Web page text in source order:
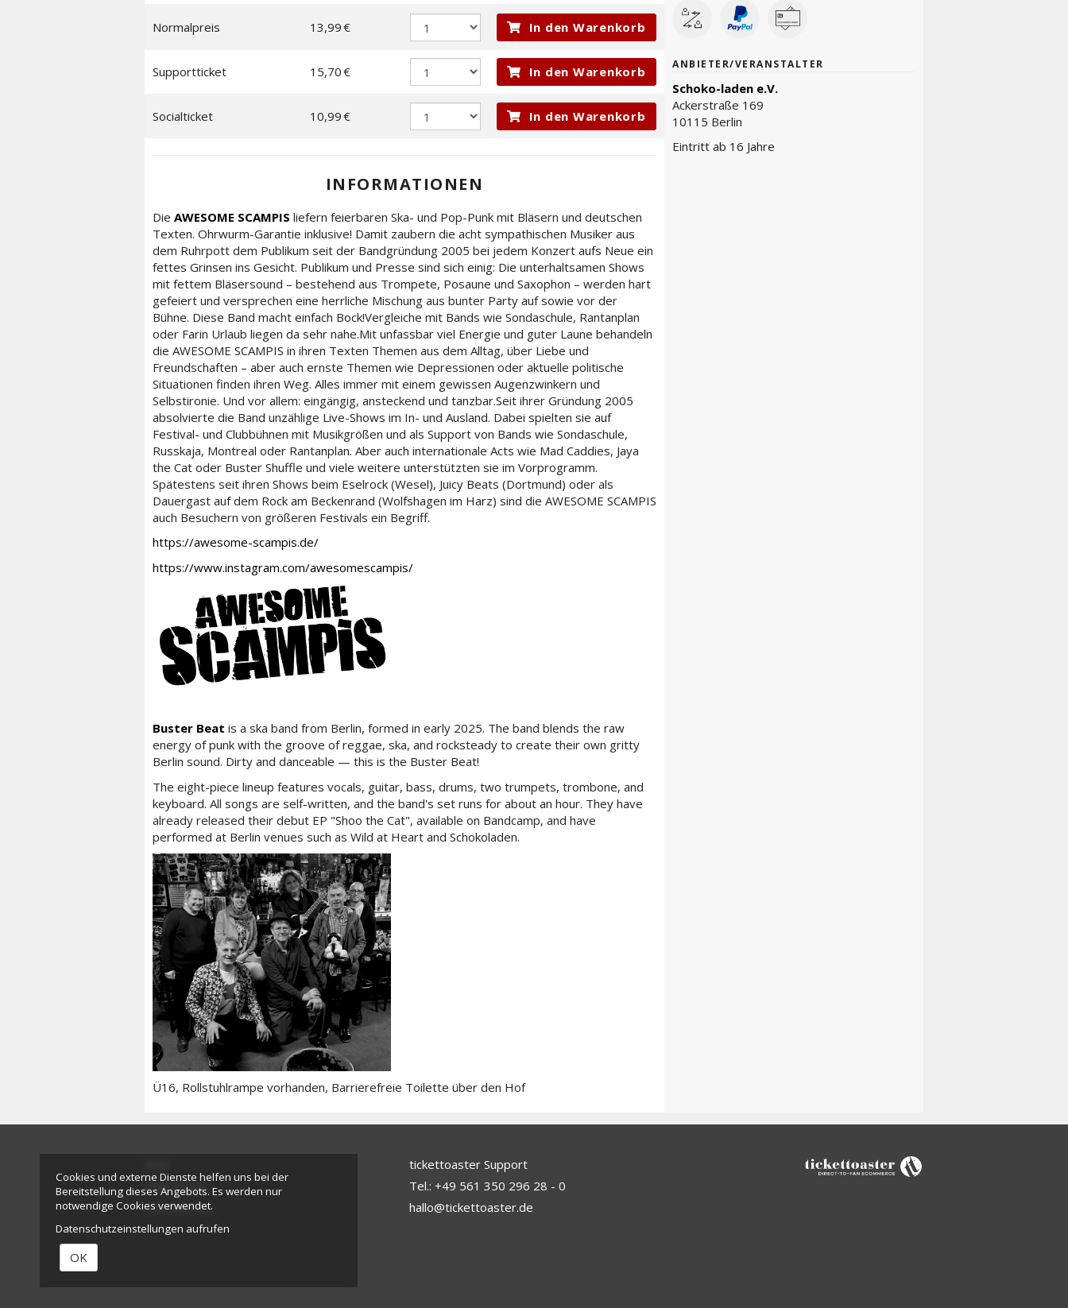
Normalpreis 13,99 € In den Warenkorb
Supportticket 15,70 € In den Warenkorb
Socialticket 10,99 € In den Warenkorb
INFORMATIONEN
Die AWESOME SCAMPIS liefern feierbaren Ska- und Pop-Punk mit Bläsern und deutschen
Texten. Ohrwurm-Garantie inklusive! Damit zaubern die acht sympathischen Musiker aus
dem Ruhrpott dem Publikum seit der Bandgründung 2005 bei jedem Konzert aufs Neue ein
fettes Grinsen ins Gesicht. Publikum und Presse sind sich einig: Die unterhaltsamen Shows
mit fettem Bläsersound – bestehend aus Trompete, Posaune und Saxophon – werden hart
gefeiert und versprechen eine herrliche Mischung aus bunter Party auf sowie vor der
Bühne. Diese Band macht einfach Bock!Vergleiche mit Bands wie Sondaschule, Rantanplan
oder Farin Urlaub liegen da sehr nahe.Mit unfassbar viel Energie und guter Laune behandeln
die AWESOME SCAMPIS in ihren Texten Themen aus dem Alltag, über Liebe und
Freundschaften – aber auch ernste Themen wie Depressionen oder aktuelle politische
Situationen finden ihren Weg. Alles immer mit einem gewissen Augenzwinkern und
Selbstironie. Und vor allem: eingängig, ansteckend und tanzbar.Seit ihrer Gründung 2005
absolvierte die Band unzählige Live-Shows im In- und Ausland. Dabei spielten sie auf
Festival- und Clubbühnen mit Musikgrößen und als Support von Bands wie Sondaschule,
Russkaja, Montreal oder Rantanplan. Aber auch internationale Acts wie Mad Caddies, Jaya
the Cat oder Buster Shuffle und viele weitere unterstützten sie im Vorprogramm.
Spätestens seit ihren Shows beim Eselrock (Wesel), Juicy Beats (Dortmund) oder als
Dauergast auf dem Rock am Beckenrand (Wolfshagen im Harz) sind die AWESOME SCAMPIS
auch Besuchern von größeren Festivals ein Begriff.
https://awesome-scampis.de/
https://www.instagram.com/awesomescampis/
Buster Beat is a ska band from Berlin, formed in early 2025. The band blends the raw
energy of punk with the groove of reggae, ska, and rocksteady to create their own gritty
Berlin sound. Dirty and danceable — this is the Buster Beat!
The eight-piece lineup features vocals, guitar, bass, drums, two trumpets, trombone, and
keyboard. All songs are self-written, and the band's set runs for about an hour. They have
already released their debut EP "Shoo the Cat", available on Bandcamp, and have
performed at Berlin venues such as Wild at Heart and Schokoladen.
Ü16, Rollstuhlrampe vorhanden, Barrierefreie Toilette über den Hof
ANBIETER/VERANSTALTER
Schoko-laden e.V.
Ackerstraße 169
10115 Berlin
Eintritt ab 16 Jahre
Impressum
Datenschutz
tickettoaster Support
Tel.: +49 561 350 296 28 - 0
hallo@tickettoaster.de
Cookies und externe Dienste helfen uns bei der
Bereitstellung dieses Angebots. Es werden nur
notwendige Cookies verwendet.
Datenschutzeinstellungen aufrufen
OK